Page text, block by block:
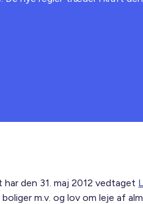
har den 31. maj 2012 vedtaget
m.v. og lov om leje af